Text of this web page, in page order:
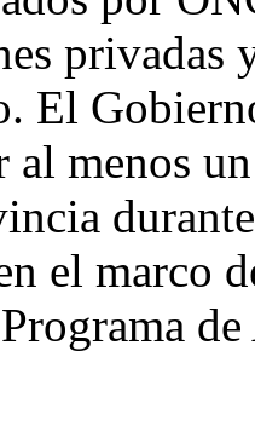
privadas
El
al menos
el marco